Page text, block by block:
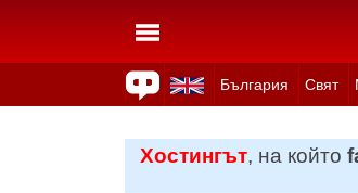
България Свят
Хостингът, на който